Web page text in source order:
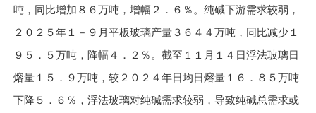
吨，同比增加８６万吨，增幅２．６％。纯碱下游需求较弱，
２０２５年１－９月平板玻璃产量３６４４万吨，同比减少１
９５．５万吨，降幅４．２％。截至１１月１４日浮法玻璃日
熔量１５．９万吨，较２０２４年日均日熔量１６．８５万吨
下降５．６％，浮法玻璃对纯碱需求较弱，导致纯碱总需求或